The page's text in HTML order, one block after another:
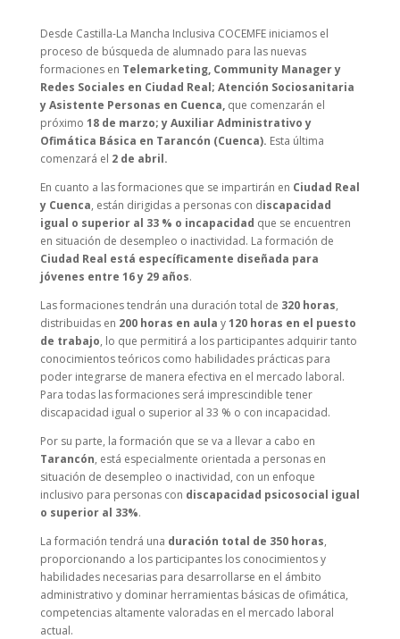
Desde Castilla-La Mancha Inclusiva COCEMFE iniciamos el
proceso de búsqueda de alumnado para las nuevas
formaciones en Telemarketing, Community Manager y
Redes Sociales en Ciudad Real; Atención Sociosanitaria
y Asistente Personas en Cuenca, que comenzarán el
próximo 18 de marzo; y Auxiliar Administrativo y
Ofimática Básica en Tarancón (Cuenca). Esta última
comenzará el 2 de abril.
En cuanto a las formaciones que se impartirán en Ciudad Real
y Cuenca, están dirigidas a personas con discapacidad
igual o superior al 33 % o incapacidad que se encuentren
en situación de desempleo o inactividad. La formación de
Ciudad Real está específicamente diseñada para
jóvenes entre 16 y 29 años.
Las formaciones tendrán una duración total de 320 horas,
distribuidas en 200 horas en aula y120 horas en el puesto
de trabajo, lo que permitirá a los participantes adquirir tanto
conocimientos teóricos como habilidades prácticas para
poder integrarse de manera efectiva en el mercado laboral.
Para todas las formaciones será imprescindible tener
discapacidad igual o superior al 33 % o con incapacidad.
Por su parte, la formación que se va a llevar a cabo en
Tarancón, está especialmente orientada a personas en
situación de desempleo o inactividad, con un enfoque
inclusivo para personas con discapacidad psicosocial igual
o superior al 33%.
La formación tendrá una duración total de 350 horas,
proporcionando a los participantes los conocimientos y
habilidades necesarias para desarrollarse en el ámbito
administrativo y dominar herramientas básicas de ofimática,
competencias altamente valoradas en el mercado laboral
actual.